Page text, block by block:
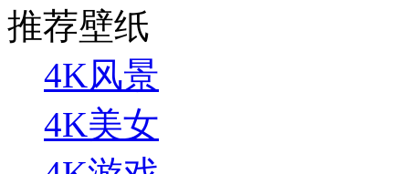
推荐壁纸
4K风景
4K美女